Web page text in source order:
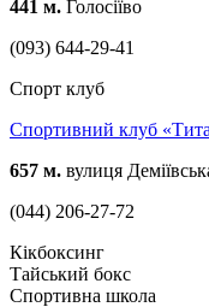
441 м. Голосіїво
(093) 644-29-41
Спорт клуб
Спортивний клуб
657 м. вулиця
(044) 206-27-72
Кікбоксинг
Тайський бокс
Спортивна школа